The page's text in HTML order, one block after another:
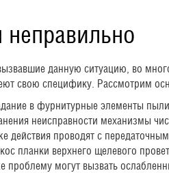
данную ситуацию, во
свою специфику. Рассмотрим
в фурнитурные элементы
неисправности механизмы
действия проводят с
планки верхнего щелевого
проблему могут вызвать